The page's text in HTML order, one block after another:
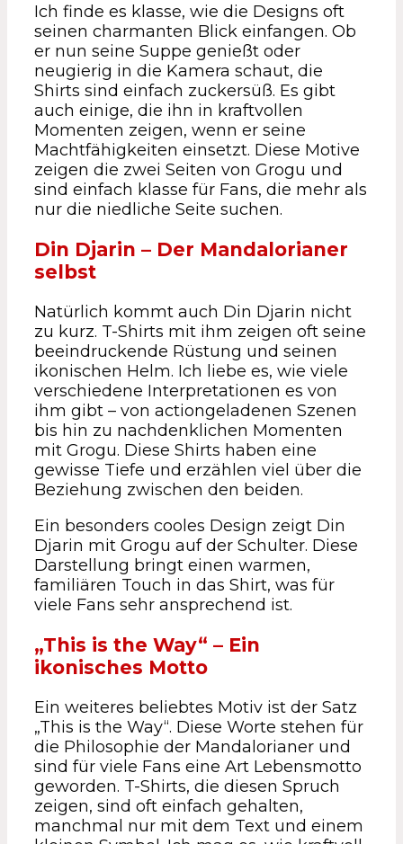
Ich finde es klasse, wie die Designs oft
seinen charmanten Blick einfangen. Ob
er nun seine Suppe genießt oder
neugierig in die Kamera schaut, die
Shirts sind einfach zuckersüß. Es gibt
auch einige, die ihn in kraftvollen
Momenten zeigen, wenn er seine
Machtfähigkeiten einsetzt. Diese Motive
zeigen die zwei Seiten von Grogu und
sind einfach klasse für Fans, die mehr als
nur die niedliche Seite suchen.
Din Djarin – Der Mandalorianer
selbst
Natürlich kommt auch Din Djarin nicht
zu kurz. T-Shirts mit ihm zeigen oft seine
beeindruckende Rüstung und seinen
ikonischen Helm. Ich liebe es, wie viele
verschiedene Interpretationen es von
ihm gibt – von actiongeladenen Szenen
bis hin zu nachdenklichen Momenten
mit Grogu. Diese Shirts haben eine
gewisse Tiefe und erzählen viel über die
Beziehung zwischen den beiden.
Ein besonders cooles Design zeigt Din
Djarin mit Grogu auf der Schulter. Diese
Darstellung bringt einen warmen,
familiären Touch in das Shirt, was für
viele Fans sehr ansprechend ist.
„This is the Way“ – Ein
ikonisches Motto
Ein weiteres beliebtes Motiv ist der Satz
„This is the Way“. Diese Worte stehen für
die Philosophie der Mandalorianer und
sind für viele Fans eine Art Lebensmotto
geworden. T-Shirts, die diesen Spruch
zeigen, sind oft einfach gehalten,
manchmal nur mit dem Text und einem